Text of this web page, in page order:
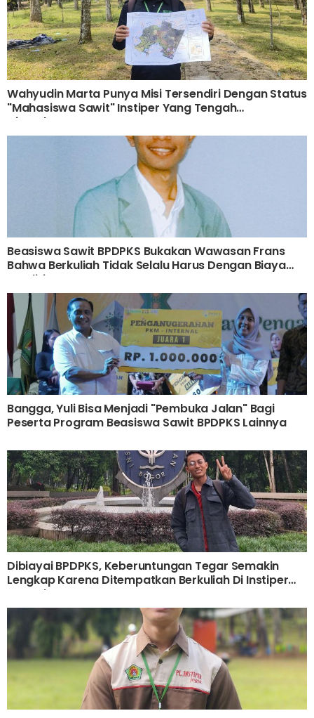
Wahyudin Marta Punya Misi Tersendiri Dengan Status
"Mahasiswa Sawit" Instiper Yang Tengah
Disandangnya
Beasiswa Sawit BPDPKS Bukakan Wawasan Frans
Bahwa Berkuliah Tidak Selalu Harus Dengan Biaya
Sendiri
Bangga, Yuli Bisa Menjadi "Pembuka Jalan" Bagi
Peserta Program Beasiswa Sawit BPDPKS Lainnya
Dibiayai BPDPKS, Keberuntungan Tegar Semakin
Lengkap Karena Ditempatkan Berkuliah Di Instiper
Yogyakarta